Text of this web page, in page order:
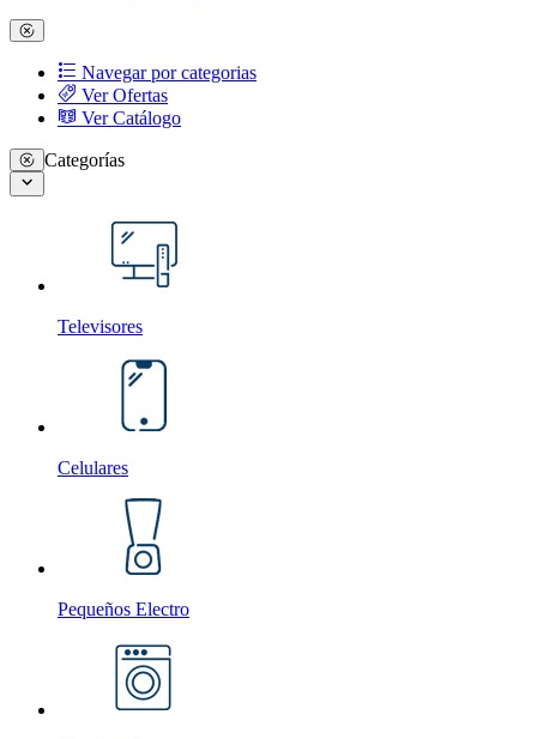
Navegar por categorias
Ver Ofertas
Ver Catálogo
Categorías
Televisores
Celulares
Pequeños Electro